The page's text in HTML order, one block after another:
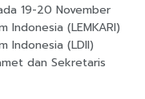
19-20 November
Indonesia (LEMKARI)
Indonesia (LDII)
dan Sekretaris